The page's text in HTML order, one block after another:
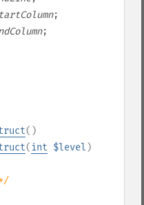
;
;
()
(int $level )